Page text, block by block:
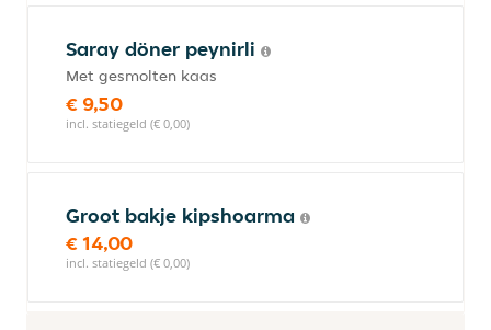
Saray döner peynirli
Met gesmolten kaas
€ 9,50
incl. statiegeld (€ 0,00)
Groot bakje kipshoarma
€ 14,00
incl. statiegeld (€ 0,00)